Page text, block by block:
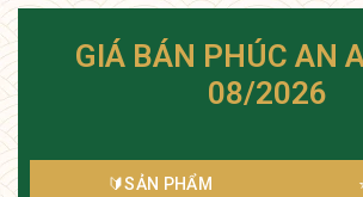
GIÁ BÁN PHÚC AN
08/2026
🔰️SẢN PHẨM